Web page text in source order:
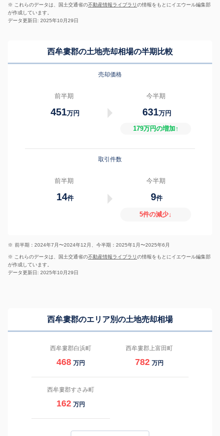
※ これらのデータは、国土交通省の不動産情報ライブラリの情報をもとにイエウール編集部
が作成しています。
データ更新日: 2025年10月29日
西牟婁郡の土地売却相場の半期比較
売却価格
前半期
451万円
今半期
631万円
179万円の増加↑
取引件数
前半期
14件
今半期
9件
5件の減少↓
※ 前半期：2024年7月〜2024年12月、今半期：2025年1月〜2025年6月
※ これらのデータは、国土交通省の不動産情報ライブラリの情報をもとにイエウール編集部
が作成しています。
データ更新日: 2025年10月29日
西牟婁郡のエリア別の土地売却相場
西牟婁郡白浜町
468 万円
西牟婁郡上富田町
782 万円
西牟婁郡すさみ町
162 万円